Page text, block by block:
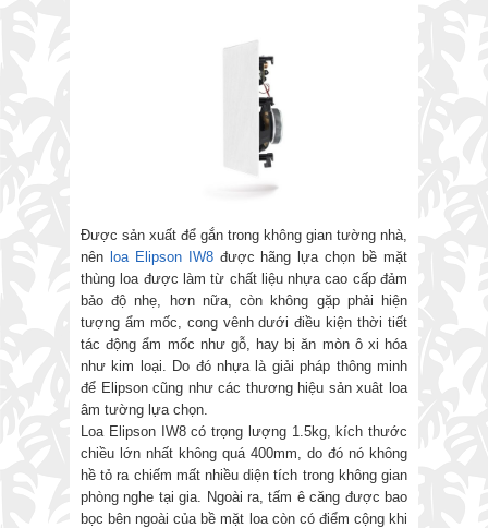
Được sản xuất để gắn trong không gian tường nhà,
nên loa Elipson IW8được hãng lựa chọn bề mặt
thùng loa được làm từ chất liệu nhựa cao cấp đảm
bảo độ nhẹ, hơn nữa, còn không gặp phải hiện
tượng ẩm mốc, cong vênh dưới điều kiện thời tiết
tác động ẩm mốc như gỗ, hay bị ăn mòn ô xi hóa
như kim loại. Do đó nhựa là giải pháp thông minh
để Elipson cũng như các thương hiệu sản xuât loa
âm tường lựa chọn.
Loa Elipson IW8 có trọng lượng 1.5kg, kích thước
chiều lớn nhất không quá 400mm, do đó nó không
hề tỏ ra chiếm mất nhiều diện tích trong không gian
phòng nghe tại gia. Ngoài ra, tấm ê căng được bao
bọc bên ngoài của bề mặt loa còn có điểm cộng khi